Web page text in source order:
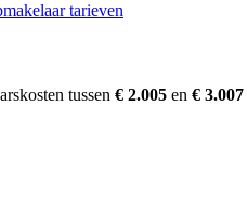
tarieven
tussen € 2.005 en € 3.007